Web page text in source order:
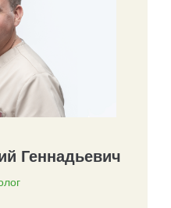
Геннадьевич